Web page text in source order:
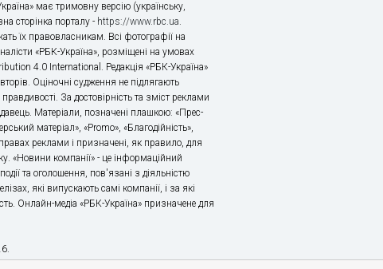
має тримовну версію (українську,
сторінка порталу - https://www.rbc.ua.
їх правовласникам. Всі фотографії на
«РБК-Україна», розміщені на умовах
4.0 International. Редакція «РБК-Україна»
Оціночні судження не підлягають
За достовірність та зміст реклами
Матеріали, позначені плашкою: «Прес-
матеріал», «Promo», «Благодійність»,
реклами і призначені, як правило, для
«Новини компанії» - це інформаційний
та оголошення, пов'язані з діяльністю
які випускають самі компанії, і за які
Онлайн-медіа «РБК-Україна» призначене для